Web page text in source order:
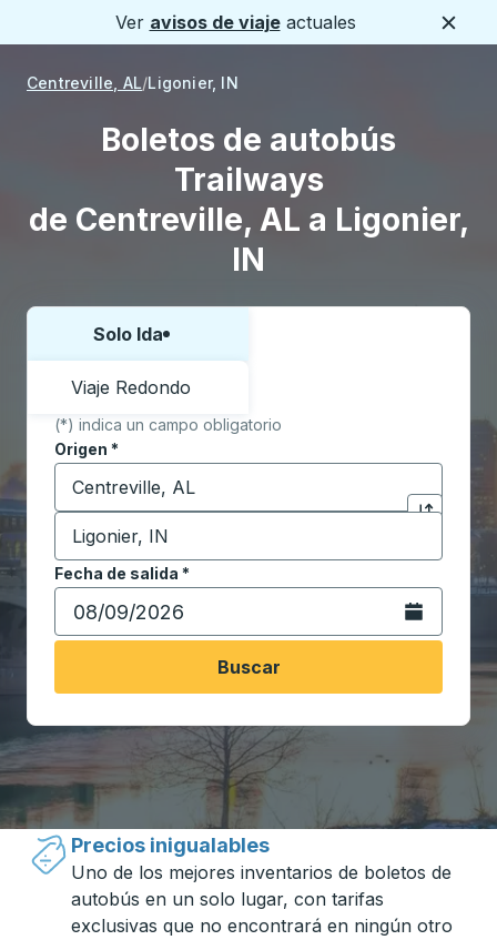
Ver avisos de viajeactuales
Centreville, AL Ligonier, IN
Boletos de autobús
Trailways
de Centreville, AL a Ligonier,
IN
Elija una forma o viaje de ida y vuelta:
Solo Ida
Viaje Redondo
(*) indica un campo obligatorio
Origen *
Comience a escribir la ciudad de origen para abrir
Haga clic
Destino *
Comience a escribir la ciudad de destino para
Fecha de salida *
Escriba la fecha en formato de fecha Barra diagonal
Abra el
Buscar
Viajar hecho simple con Trailways
Precios inigualables
Uno de los mejores inventarios de boletos de
autobús en un solo lugar, con tarifas
exclusivas que no encontrará en ningún otro